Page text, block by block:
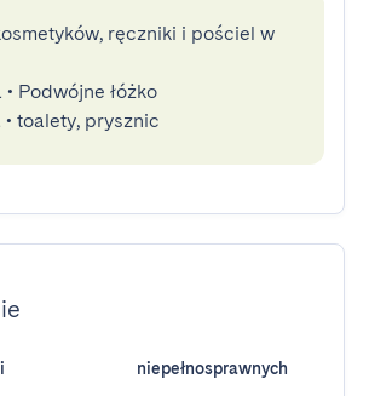
ręczniki i pościel w
• Podwójne łóżko
• toalety, prysznic
niepełnosprawnych